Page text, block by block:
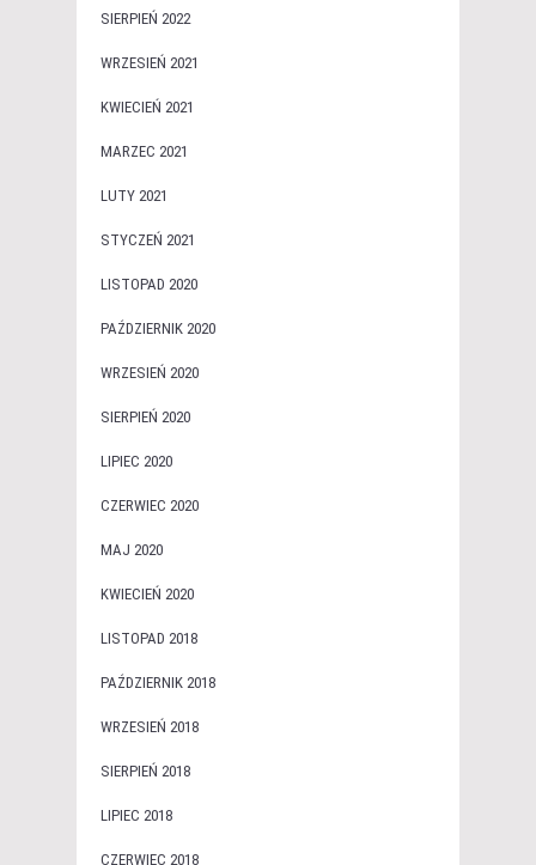
SIERPIEŃ 2022
WRZESIEŃ 2021
KWIECIEŃ 2021
MARZEC 2021
LUTY 2021
STYCZEŃ 2021
LISTOPAD 2020
PAŹDZIERNIK 2020
WRZESIEŃ 2020
SIERPIEŃ 2020
LIPIEC 2020
CZERWIEC 2020
MAJ 2020
KWIECIEŃ 2020
LISTOPAD 2018
PAŹDZIERNIK 2018
WRZESIEŃ 2018
SIERPIEŃ 2018
LIPIEC 2018
CZERWIEC 2018